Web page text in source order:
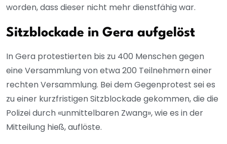
worden, dass dieser nicht mehr dienstfähig war.
Sitzblockade in Gera aufgelöst
In Gera protestierten bis zu 400 Menschen gegen
eine Versammlung von etwa 200 Teilnehmern einer
rechten Versammlung. Bei dem Gegenprotest sei es
zu einer kurzfristigen Sitzblockade gekommen, die die
Polizei durch «unmittelbaren Zwang», wie es in der
Mitteilung hieß, auflöste.